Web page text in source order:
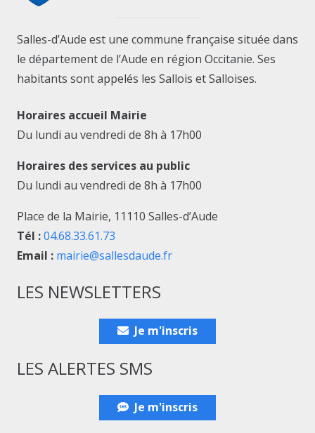
Salles-d’Aude est une commune française située dans
le département de l’Aude en région Occitanie. Ses
habitants sont appelés les Sallois et Salloises.
Horaires accueil Mairie
Du lundi au vendredi de 8h à 17h00
Horaires des services au public
Du lundi au vendredi de 8h à 17h00
Place de la Mairie, 11110 Salles-d’Aude
Tél :04.68.33.61.73
Email : mairie@sallesdaude.fr
LES NEWSLETTERS
Je m'inscris
LES ALERTES SMS
Je m'inscris